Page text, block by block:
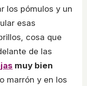
los pómulos y un
esas
cosa que
de las
muy bien
marrón y en los